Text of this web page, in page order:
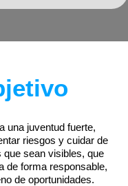
una juventud fuerte,
riesgos y cuidar de
sean visibles, que
de forma responsable,
de oportunidades.